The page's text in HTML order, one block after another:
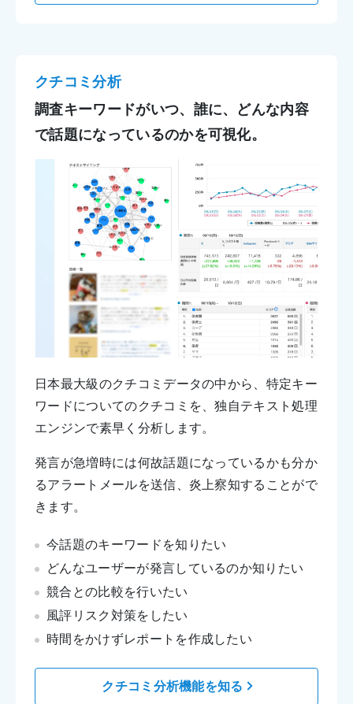
クチコミ分析
調査キーワードがいつ、誰に、どんな内容
で話題になっているのかを可視化。
日本最大級のクチコミデータの中から、特定キー
ワードについてのクチコミを、独自テキスト処理
エンジンで素早く分析します。
発言が急増時には何故話題になっているかも分か
るアラートメールを送信、炎上察知することがで
きます。
今話題のキーワードを知りたい
どんなユーザーが発言しているのか知りたい
競合との比較を行いたい
風評リスク対策をしたい
時間をかけずレポートを作成したい
クチコミ分析機能を知る